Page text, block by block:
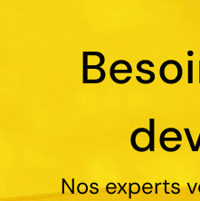
Nos experts